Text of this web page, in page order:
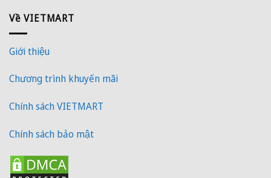
Về VIETMART
Giới thiệu
Chương trình khuyến mãi
Chính sách VIETMART
Chính sách bảo mật